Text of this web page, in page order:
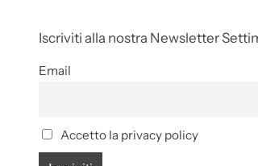
Iscriviti alla nostra Newsletter
Email
Accetto la privacy policy